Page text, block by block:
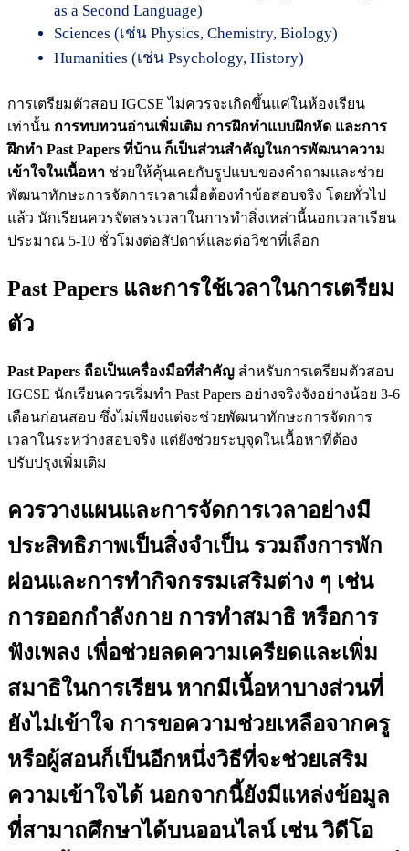
as a Second Language)
Sciences (เช่น Physics, Chemistry, Biology)
Humanities (เช่น Psychology, History)
การเตรียมตัวสอบ IGCSE ไม่ควรจะเกิดขึ้นแค่ในห้องเรียน
เท่านั้น การทบทวนอ่านเพิ่มเติม การฝึกทำแบบฝึกหัด และการ
ฝึกทำ Past Papers ที่บ้าน ก็เป็นส่วนสำคัญในการพัฒนาความ
เข้าใจในเนื้อหา ช่วยให้คุ้นเคยกับรูปแบบของคำถามและช่วย
พัฒนาทักษะการจัดการเวลาเมื่อต้องทำข้อสอบจริง โดยทั่วไป
แล้ว นักเรียนควรจัดสรรเวลาในการทำสิ่งเหล่านี้นอกเวลาเรียน
ประมาณ 5-10 ชั่วโมงต่อสัปดาห์และต่อวิชาที่เลือก
Past Papers และการใช้เวลาในการเตรียม
ตัว
Past Papers ถือเป็นเครื่องมือที่สำคัญ สำหรับการเตรียมตัวสอบ
IGCSE นักเรียนควรเริ่มทำ Past Papers อย่างจริงจังอย่างน้อย 3-6
เดือนก่อนสอบ ซึ่งไม่เพียงแต่จะช่วยพัฒนาทักษะการจัดการ
เวลาในระหว่างสอบจริง แต่ยังช่วยระบุจุดในเนื้อหาที่ต้อง
ปรับปรุงเพิ่มเติม
ควรวางแผนและการจัดการเวลาอย่างมี
ประสิทธิภาพเป็นสิ่งจำเป็น รวมถึงการพัก
ผ่อนและการทำกิจกรรมเสริมต่าง ๆ เช่น
การออกกำลังกาย การทำสมาธิ หรือการ
ฟังเพลง เพื่อช่วยลดความเครียดและเพิ่ม
สมาธิในการเรียน หากมีเนื้อหาบางส่วนที่
ยังไม่เข้าใจ การขอความช่วยเหลือจากครู
หรือผู้สอนก็เป็นอีกหนึ่งวิธีที่จะช่วยเสริม
ความเข้าใจได้ นอกจากนี้ยังมีแหล่งข้อมูล
ที่สามาถศึกษาได้บนออนไลน์ เช่น วิดีโอ